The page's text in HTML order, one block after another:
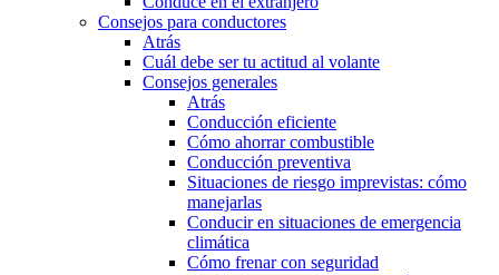
Consejos para conductores
Atrás
Cuál debe ser tu actitud al volante
Consejos generales
Atrás
Conducción eficiente
Cómo ahorrar combustible
Conducción preventiva
Situaciones de riesgo imprevistas: cómo
manejarlas
Conducir en situaciones de emergencia
climática
Cómo frenar con seguridad